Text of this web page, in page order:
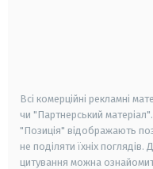
Всі комерційні рекламні
чи "Партнерський
"Позиція" відображають
не поділяти їхніх
цитування можна